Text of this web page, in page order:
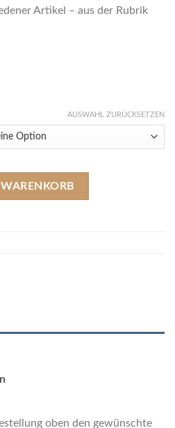
Artikel – aus der Rubrik
AUSWAHL ZURÜCKSETZEN
(Länge 68 mm / Ø 17,5 mm)
WARENKORB
oben den gewünschte